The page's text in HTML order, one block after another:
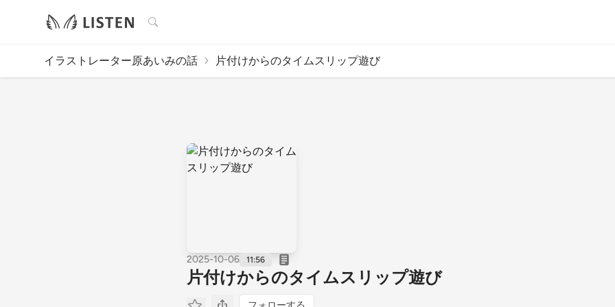
検索
イラストレーター原あいみの話 片付けからのタイムスリップ遊び
2025-10-06 11:56
片付けからのタイムスリップ遊び